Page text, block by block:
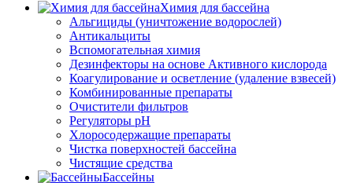
Химия для бассейна
Альгициды (уничтожение водорослей)
Антикальциты
Вспомогательная химия
Дезинфекторы на основе Активного кислорода
Коагулирование и осветление (удаление взвесей)
Комбинированные препараты
Очистители фильтров
Регуляторы pH
Хлоросодержащие препараты
Чистка поверхностей бассейна
Чистящие средства
Бассейны